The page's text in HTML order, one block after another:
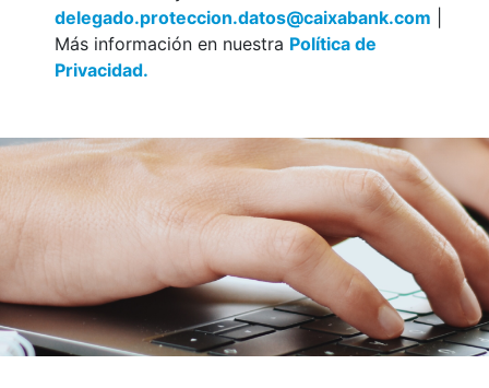
delegado.proteccion.datos@caixabank.com
Más información en nuestra Política de
Privacidad.